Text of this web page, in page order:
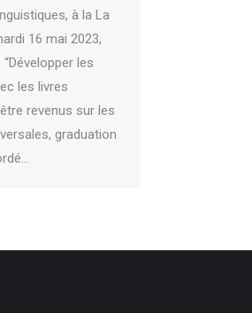
à la La
16 mai 2023,
les
les livres
revenus sur les
graduation